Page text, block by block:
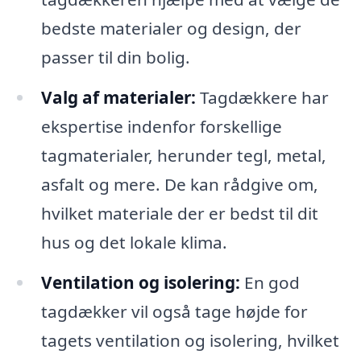
bedste materialer og design, der
passer til din bolig.
Valg af materialer: Tagdækkere har
ekspertise indenfor forskellige
tagmaterialer, herunder tegl, metal,
asfalt og mere. De kan rådgive om,
hvilket materiale der er bedst til dit
hus og det lokale klima.
Ventilation og isolering: En god
tagdækker vil også tage højde for
tagets ventilation og isolering, hvilket